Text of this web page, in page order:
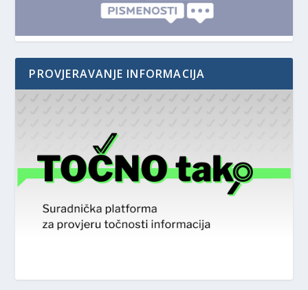
PROVJERAVANJE INFORMACIJA